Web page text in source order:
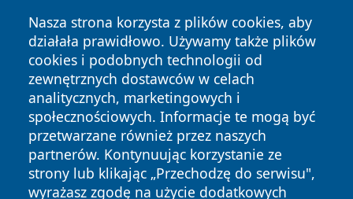
Nasza strona korzysta z plików cookies, aby
działała prawidłowo. Używamy także plików
cookies i podobnych technologii od
zewnętrznych dostawców w celach
analitycznych, marketingowych i
społecznościowych. Informacje te mogą być
przetwarzane również przez naszych
partnerów. Kontynuując korzystanie ze
strony lub klikając „Przechodzę do serwisu",
wyrażasz zgodę na użycie dodatkowych
Copyright © 2026 zawiercieonline.pl Wszystkie prawa
zastrzeżone.
News Autorzy
Polityka
Prywatności
Polityka
Cookies